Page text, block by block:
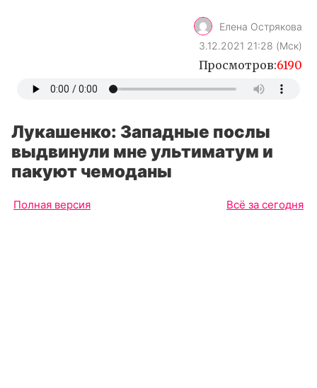
Елена Острякова
3.12.2021 21:28 (Мск)
Просмотров:6190
Лукашенко: Западные послы
выдвинули мне ультиматум и
пакуют чемоданы
Полная версия Всё за сегодня